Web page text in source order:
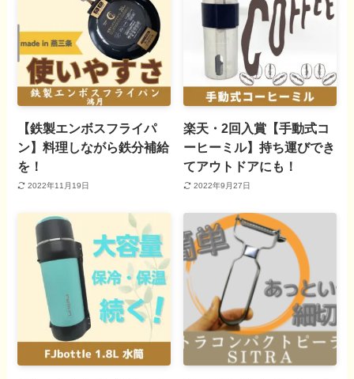
【鉄製エンボスフライパ
ン】料理しながら鉄分補給
を！
2022年11月19日
楽天・2回入賞【手動式コ
ーヒーミル】持ち運びでき
てアウトドアにも！
2022年9月27日